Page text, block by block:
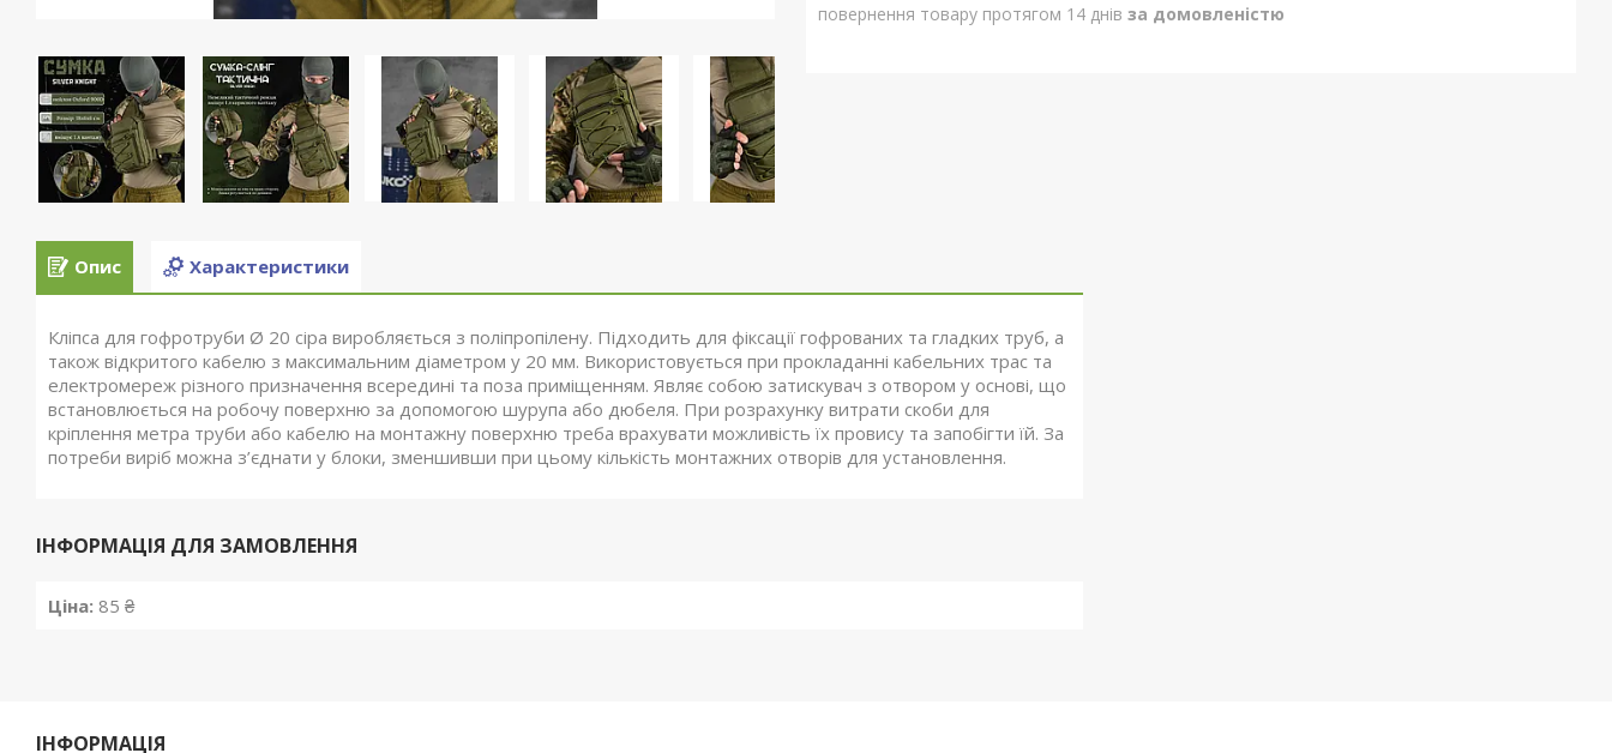
повернення товару протягом 14 днів за домовленістю
Опис Характеристики
Кліпса для гофротруби Ø 20 сіра виробляється з поліпропілену. Підходить для фіксації гофрованих та гладких труб, а
також відкритого кабелю з максимальним діаметром у 20 мм. Використовується при прокладанні кабельних трас та
електромереж різного призначення всередині та поза приміщенням. Являє собою затискувач з отвором у основі, що
встановлюється на робочу поверхню за допомогою шурупа або дюбеля. При розрахунку витрати скоби для
кріплення метра труби або кабелю на монтажну поверхню треба врахувати можливість їх провису та запобігти їй. За
потреби виріб можна з’єднати у блоки, зменшивши при цьому кількість монтажних отворів для установлення.
ІНФОРМАЦІЯ ДЛЯ ЗАМОВЛЕННЯ
Ціна: 85 ₴
ІНФОРМАЦІЯ